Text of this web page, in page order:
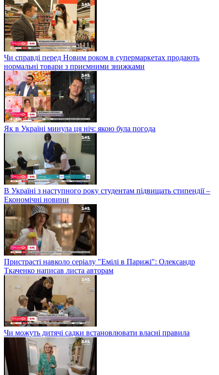
Чи справді перед Новим роком в супермаркетах продають
нормальні товари з приємними знижками
Як в Україні минула ця ніч: якою була погода
В Україні з наступного року студентам підвищать стипендії –
Економічні новини
Пристрасті навколо серіалу "Емілі в Парижі": Олександр
Ткаченко написав листа авторам
Чи можуть дитячі садки встановлювати власні правила